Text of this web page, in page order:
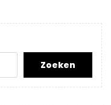
Zoeken